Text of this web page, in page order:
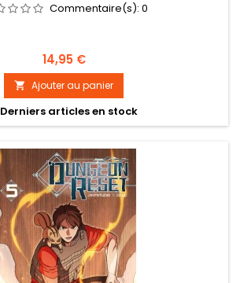
Commentaire(s): 0
Prix
14,95 €
 Ajouter au panier
Derniers articles en stock